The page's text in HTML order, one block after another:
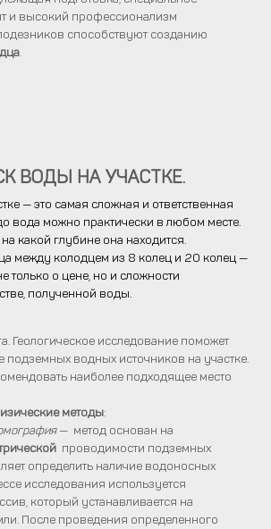
и высокий профессионализм
способствуют созданию
ВОДЫ НА УЧАСТКЕ.
— это самая сложная и ответственная
вода можно практически в любом месте.
какой глубине она находится.
между колодцем из 8 колец и 20 колец —
только о цене, но и сложности
полученной воды.
Геологическое исследование поможет
подземных водных источников на участке.
наиболее подходящее место
методы:
— метод основан на
проводимости подземных
определить наличие водоносных
исследования используется
который устанавливается на
После проведения определенного